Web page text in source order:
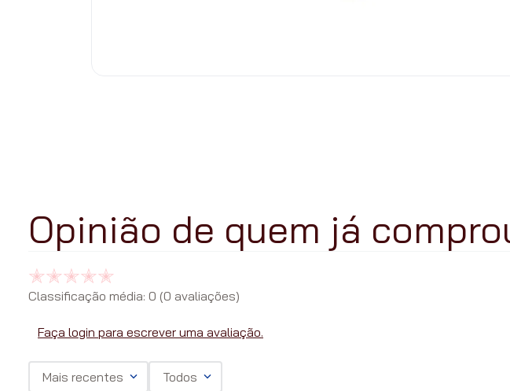
Classificação média: 0 (0 avaliações)
Faça login para escrever uma avaliação.
Mais recentes Todos